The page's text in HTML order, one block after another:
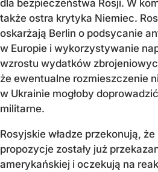
dla bezpieczeństwa Rosji. W
także ostra krytyka Niemiec.
oskarżają Berlin o podsycanie
w Europie i wykorzystywanie
wzrostu wydatków
że ewentualne rozmieszczenie
w Ukrainie mogłoby
militarne.
Rosyjskie władze przekonują,
propozycje zostały już
amerykańskiej i oczekują na